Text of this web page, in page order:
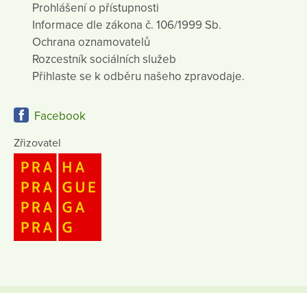
Prohlášení o přístupnosti
Informace dle zákona č. 106/1999 Sb.
Ochrana oznamovatelů
Rozcestník sociálních služeb
Přihlaste se k odběru našeho zpravodaje.
Facebook
Zřizovatel